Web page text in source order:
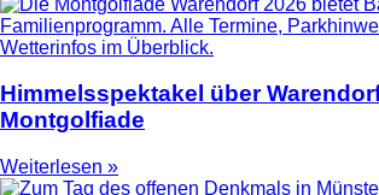
Himmelsspektakel über
Montgolfiade
Weiterlesen »